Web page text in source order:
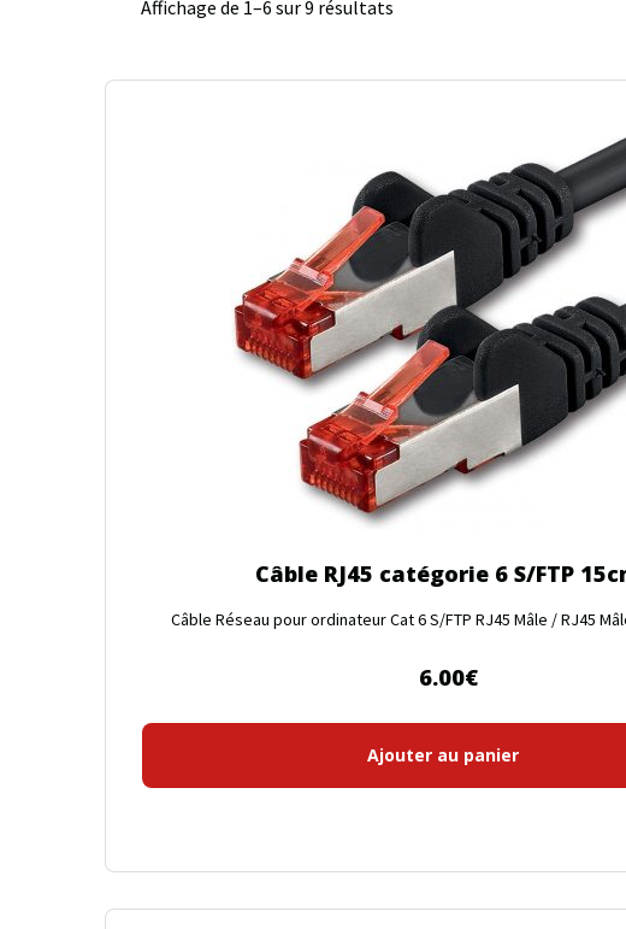
Affichage de 1–6 sur 9 résultats
plus
plus
ancien
Câble RJ45 catégorie 6 S/FTP
Câble Réseau pour ordinateur Cat 6 S/FTP RJ45 Mâle / RJ45
6.00€
Ajouter au panier